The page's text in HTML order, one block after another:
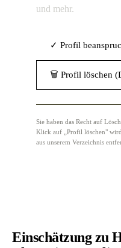
und mehr.
✓ Profil
🗑 Profil löschen
Sie haben das Recht auf
Klick auf „Profil löschen"
aus unserem Verzeichnis
Einschätzung zu